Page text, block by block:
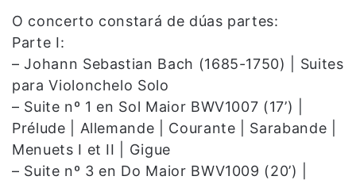
O concerto constará de dúas partes:
Parte I:
– Johann Sebastian Bach (1685-1750) | Suites
para Violonchelo Solo
– Suite nº 1 en Sol Maior BWV1007 (17’) |
Prélude | Allemande | Courante | Sarabande |
Menuets I et II | Gigue
– Suite nº 3 en Do Maior BWV1009 (20’) |